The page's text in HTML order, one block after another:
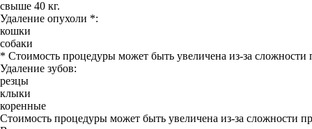
свыше 40 кг.
Удаление опухоли *:
кошки
собаки
* Стоимость процедуры может быть увеличена из-за сложности
Удаление зубов:
резцы
клыки
коренные
Стоимость процедуры может быть увеличена из-за сложности